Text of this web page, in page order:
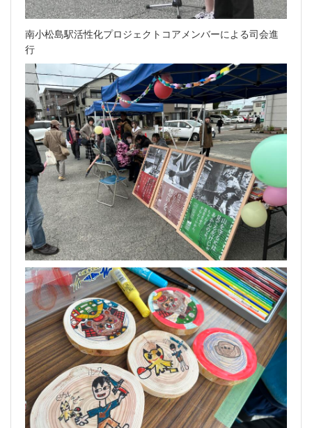
南小松島駅活性化プロジェクトコアメンバーによる司会進
行